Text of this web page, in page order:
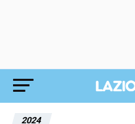
2024